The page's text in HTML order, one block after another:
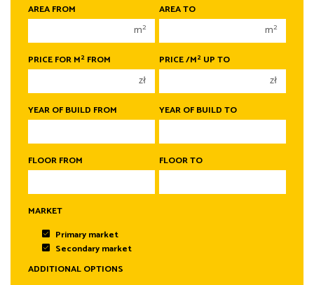
2 rooms
3 rooms
4 rooms
6 rooms
2 rooms
3 rooms
4 rooms
6 rooms
AREA FROM
m2
AREA TO
m2
PRICE FOR M2 FROM
zł
PRICE /M2 UP TO
zł
YEAR OF BUILD FROM YEAR OF BUILD TO
FLOOR FROM FLOOR TO
MARKET
Primary market
Secondary market
ADDITIONAL OPTIONS